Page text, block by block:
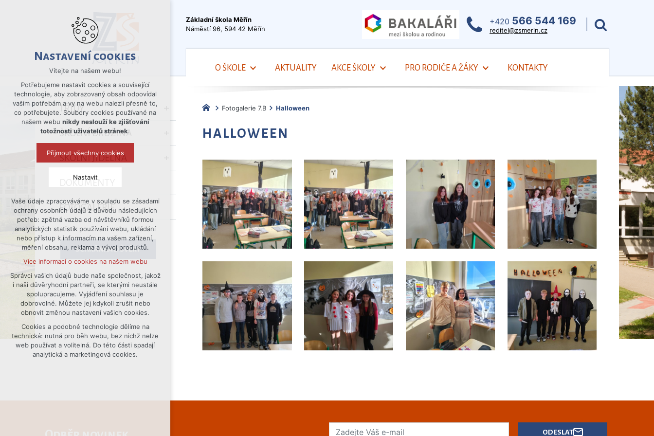
Základní škola Měřín
Náměstí 96, 594 42 Měřín
+420 566 544 169
reditel@zsmerin.cz
O ŠKOLE AKTUALITY AKCE ŠKOLY PRO RODIČE A ŽÁKY KONTAKTY
TŘÍDY
ŠKOLNÍ DRUŽINA
ŠKOLNÍ JÍDELNA
DOKUMENTY
FOTOGALERIE
SCHRÁNKA DŮVĚRY
Fotogalerie 7.B Halloween
HALLOWEEN
ODESLAT
Nastavení cookies
Vítejte na našem webu!
Potřebujeme nastavit cookies a související
technologie, aby zobrazovaný obsah odpovídal
vašim potřebám a vy na webu nalezli přesně to,
co potřebujete. Soubory cookies používané na
našem webu nikdy neslouží ke zjišťování
totožnosti uživatelů stránek.
Přijmout všechny cookies
Nastavit
Technická cookies
nutná pro provozování webu
udržení kontextu stránek (session):
případná přihlášení, volby jazyka, apod.
Volitelná cookies
analytická pro anonymizované
vyhodnocení návštěvnosti
marketingová cookies (Google)
Více informací o cookies na našem webu
Přijmout všechny cookies
Odmítnout vše
Vaše údaje zpracováváme v souladu se zásadami
ochrany osobních údajů z důvodu následujících
potřeb: zpětná vazba od návštěvníků formou
analytických statistik používání webu, ukládání
nebo přístup k informacím na vašem zařízení,
měření obsahu, reklama a vývoj produktů.
Více informací o cookies na našem webu
Správci vašich údajů bude naše společnost, jakož
i naši důvěryhodní partneři, se kterými neustále
spolupracujeme. Vyjádření souhlasu je
dobrovolné. Můžete jej kdykoli zrušit nebo
obnovit změnou nastavení vašich cookies.
Cookies a podobné technologie dělíme na
technická: nutná pro běh webu, bez nichž nelze
web používat a volitelná. Do této části spadají
analytická a marketingová cookies.